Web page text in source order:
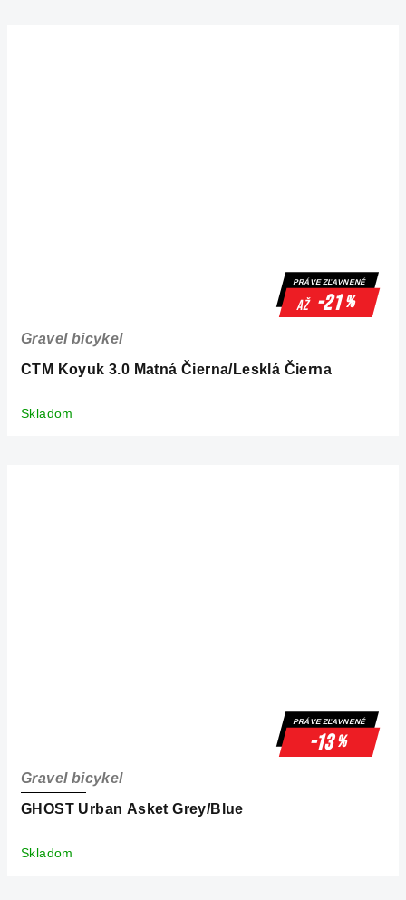
PRÁVE ZĽAVNENÉ
až -21%
CTM Koyuk 3.0 Matná Čierna/Lesklá Čierna
Gravel bicykel
Skladom
PRÁVE ZĽAVNENÉ
-13%
GHOST Urban Asket Grey/Blue
Gravel bicykel
Skladom